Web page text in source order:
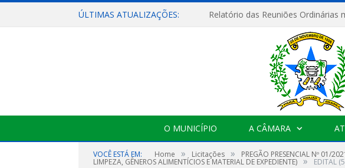
ÚLTIMAS ATUALIZAÇÕES: Relatório das Reuniões Ordinárias
O MUNICÍPIO A CÂMARA
VOCÊ ESTÁ EM: Home » Licitações » PREGÃO PRESENCIAL Nº 01/
LIMPEZA, GÊNEROS ALIMENTÍCIOS E MATERIAL DE EXPEDIENTE) » EDITAL